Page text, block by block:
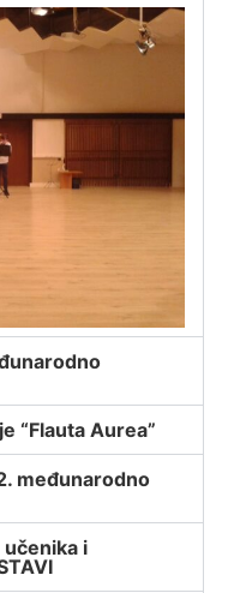
“Flauta Aurea”
međunarodno
i